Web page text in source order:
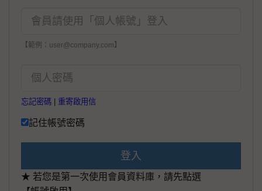
【範例：user@company.com】
忘記密碼 重寄啟用信
記住帳號密碼
登入
★ 若您是第一次使用會員資料庫，請先點選